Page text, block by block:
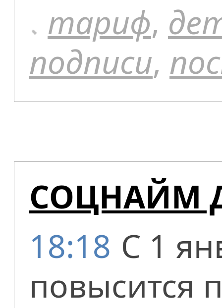
тариф,
подписи,
СОЦНАЙМ
18:18 С 1
повысится